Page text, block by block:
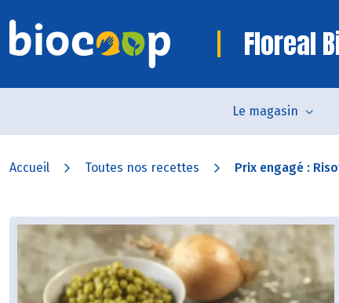
Floreal
Le magasin
Accueil Toutes nos recettes Prix engagé :